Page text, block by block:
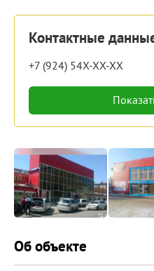
Контактные
+7 (924) 54X-XX-XX
Об объекте